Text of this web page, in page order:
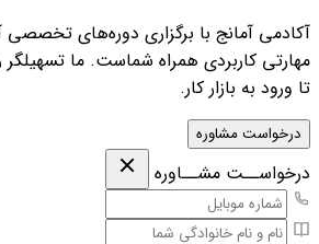
آکادمی آمانج با برگزاری دوره‌های تخصصی
مهارتی کاربردی همراه شماست. ما
تا ورود به بازار کار.
درخواست مشاوره
درخواســت مشــاوره